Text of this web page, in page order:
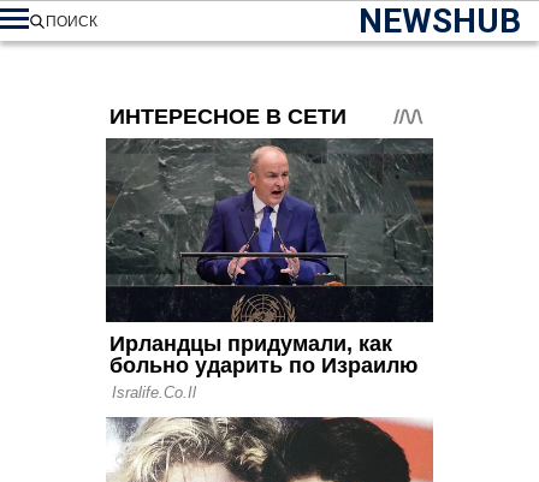
NEWSHUB
ПОИСК